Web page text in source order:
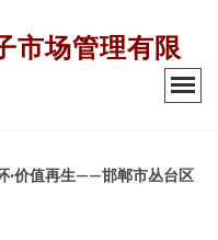
市场管理有限
·价值再生——邯郸市丛台区